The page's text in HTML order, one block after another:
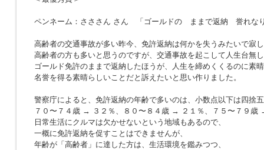
ペンネーム：さささん さん 「ゴールドの ままで返納 誉れな
高齢者の交通事故が多い昨今、免許返納は何かを失うみたいで寂
高齢者の方も多いと思うのですが、交通事故を起こして人生台無
ゴールド免許のままで返納したほうが、人生を締めくくるのに素
名誉を得る素晴らしいことだと訴えたいと思い作りました。
警察庁によると、免許返納の年齢で多いのは、小数点以下は四捨
７０〜７４歳 → ３２％、８０〜８４歳 → ２１％、７５〜７９歳
日常生活にクルマは欠かせないという地域もあるので、
一概に免許返納を促すことはできませんが、
年齢が「高齢者」に達した方は、生活環境を鑑みつつ、